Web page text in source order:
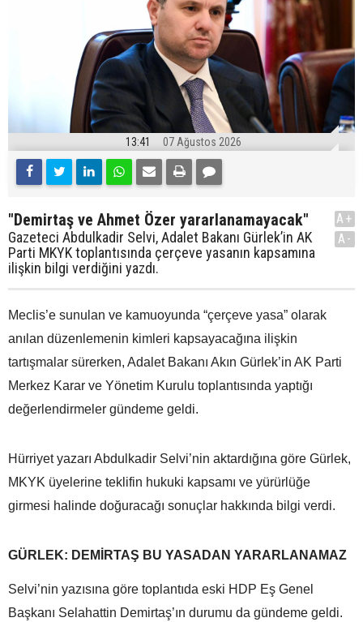
13:41 07 Ağustos 2026
"Demirtaş ve Ahmet Özer yararlanamayacak"
Gazeteci Abdulkadir Selvi, Adalet Bakanı Gürlek’in AK
Parti MKYK toplantısında çerçeve yasanın kapsamına
ilişkin bilgi verdiğini yazdı.
A+
A-
Meclis’e sunulan ve kamuoyunda “çerçeve yasa” olarak
anılan düzenlemenin kimleri kapsayacağına ilişkin
tartışmalar sürerken, Adalet Bakanı Akın Gürlek’in AK Parti
Merkez Karar ve Yönetim Kurulu toplantısında yaptığı
değerlendirmeler gündeme geldi.
Hürriyet yazarı Abdulkadir Selvi’nin aktardığına göre Gürlek,
MKYK üyelerine teklifin hukuki kapsamı ve yürürlüğe
girmesi halinde doğuracağı sonuçlar hakkında bilgi verdi.
GÜRLEK: DEMİRTAŞ BU YASADAN YARARLANAMAZ
Selvi’nin yazısına göre toplantıda eski HDP Eş Genel
Başkanı Selahattin Demirtaş’ın durumu da gündeme geldi.